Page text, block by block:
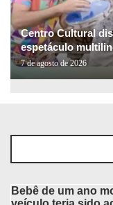
Centro Cultural
espetáculo
7 de agosto de 2026
Bebê de um ano